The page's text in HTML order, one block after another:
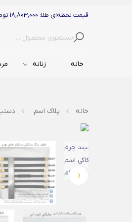
قیمت لحظه‌ای طلا: 18,803,000 تومان
جستجو
خانه زنانه
خانه پلاک اسم
‹